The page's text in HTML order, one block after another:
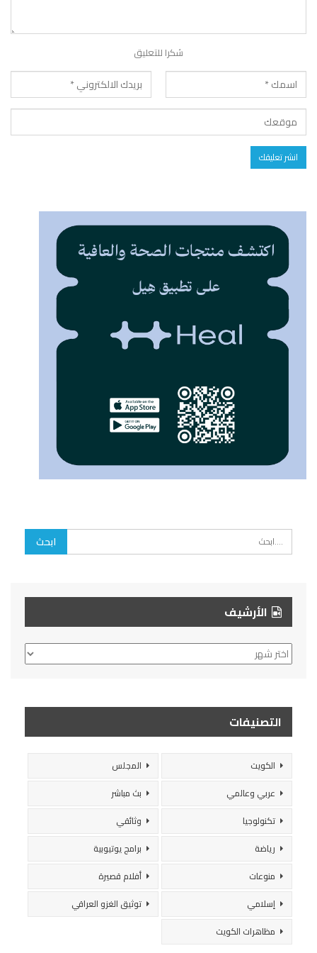
شكرا للتعليق
الأرشيف
الأرشيف
التصنيفات
الكويت
المجلس
عربي وعالمي
بث مباشر
تكنولوجيا
وثائقي
رياضة
برامج يوتيوبية
منوعات
أفلام قصيرة
إسلامي
توثيق الغزو العراقي
مظاهرات الكويت